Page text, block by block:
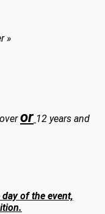
»
or 12 years and
of the event,